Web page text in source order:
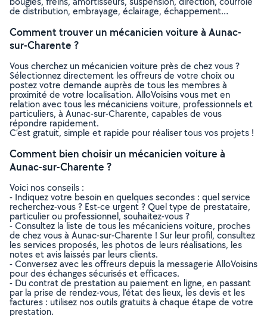
de distribution, embrayage, éclairage, échappement…
Comment trouver un mécanicien voiture à Aunac-
sur-Charente ?
Vous cherchez un mécanicien voiture près de chez vous ?
Sélectionnez directement les offreurs de votre choix ou
postez votre demande auprès de tous les membres à
proximité de votre localisation. AlloVoisins vous met en
relation avec tous les mécaniciens voiture, professionnels et
particuliers, à Aunac-sur-Charente, capables de vous
répondre rapidement.
C’est gratuit, simple et rapide pour réaliser tous vos projets !
Comment bien choisir un mécanicien voiture à
Aunac-sur-Charente ?
Voici nos conseils :
- Indiquez votre besoin en quelques secondes : quel service
recherchez-vous ? Est-ce urgent ? Quel type de prestataire,
particulier ou professionnel, souhaitez-vous ?
- Consultez la liste de tous les mécaniciens voiture, proches
de chez vous à Aunac-sur-Charente ! Sur leur profil, consultez
les services proposés, les photos de leurs réalisations, les
notes et avis laissés par leurs clients.
- Conversez avec les offreurs depuis la messagerie AlloVoisins
pour des échanges sécurisés et efficaces.
- Du contrat de prestation au paiement en ligne, en passant
par la prise de rendez-vous, l’état des lieux, les devis et les
factures : utilisez nos outils gratuits à chaque étape de votre
prestation.